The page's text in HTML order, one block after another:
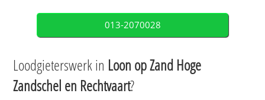
013-2070028
Loodgieterswerk in Loon op Zand Hoge
Zandschel en Rechtvaart?